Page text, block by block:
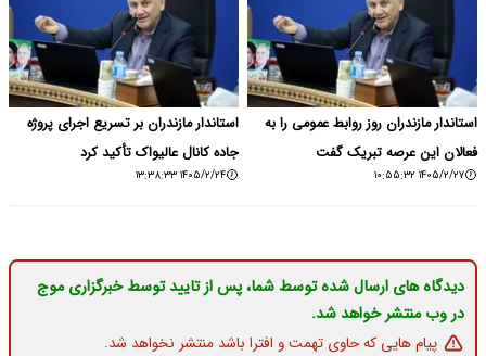
استاندار مازندران روز روابط عمومی را به
فعالان این عرصه تبریک گفت
۱۴۰۵/۲/۲۷ ۱۰:۵۵:۳۲
استاندار مازندران بر تسریع اجرای پروژه
جاده کانال عالیواک تأکید کرد
۱۴۰۵/۲/۲۴ ۱۳:۳۸:۳۳
دیدگاه های ارسال شده توسط شما، پس از تایید توسط خبرگزاری موج
در وب منتشر خواهد شد.
پیام هایی که حاوی تهمت و افترا باشد منتشر نخواهد شد.